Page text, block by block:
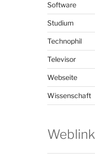
Software
Studium
Technophil
Televisor
Webseite
Wissenschaft